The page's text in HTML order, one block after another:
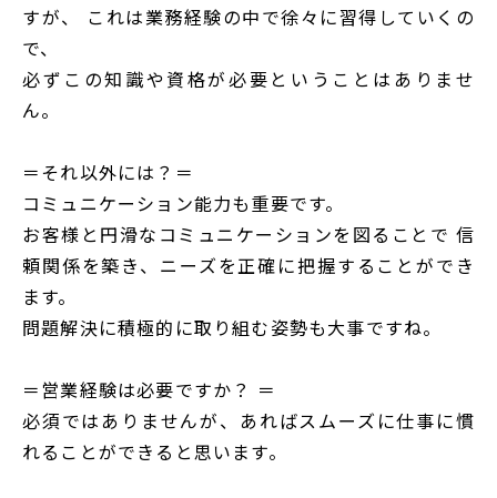
すが、 これは業務経験の中で徐々に習得していくの
で、
必ずこの知識や資格が必要ということはありませ
ん。
＝それ以外には？＝
コミュニケーション能力も重要です。
お客様と円滑なコミュニケーションを図ることで 信
頼関係を築き、ニーズを正確に把握することができ
ます。
問題解決に積極的に取り組む姿勢も大事ですね。
＝営業経験は必要ですか？ ＝
必須ではありませんが、あればスムーズに仕事に慣
れることができると思います。